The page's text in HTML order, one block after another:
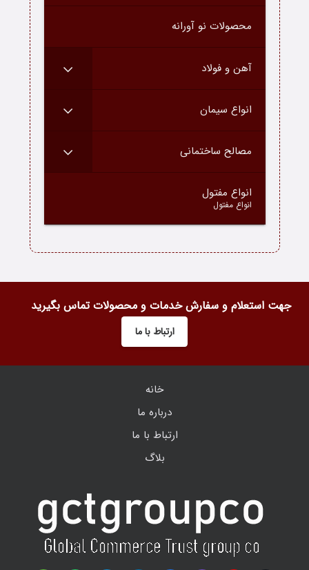
ارتباط با ما
دسته محصولات
بلاگ
محصولات نو آورانه
آهن و فولاد
انواع سیمان
مصالح ساختمانی
انواع مفتول
انواع مفتول
جهت استعلام و سفارش خدمات و محصولات تماس بگیرید
ارتباط با ما
خانه
درباره ما
ارتباط با ما
بلاگ